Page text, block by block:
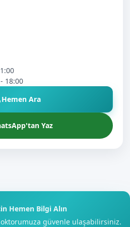
18:00
Hemen Ara
Yaz
Hemen Bilgi Alın
güvenle ulaşabilirsiniz.